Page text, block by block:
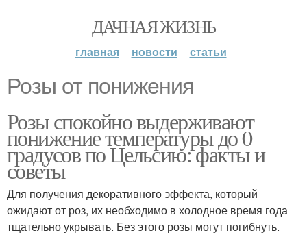
ДАЧНАЯ ЖИЗНЬ
главная новости статьи
Розы от понижения
Розы спокойно выдерживают
понижение температуры до 0
градусов по Цельсию: факты и
советы
Для получения декоративного эффекта, который
ожидают от роз, их необходимо в холодное время года
тщательно укрывать. Без этого розы могут погибнуть.